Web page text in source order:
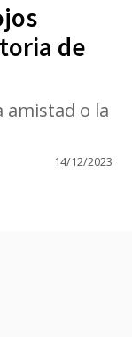
de
amistad o la
14/12/2023